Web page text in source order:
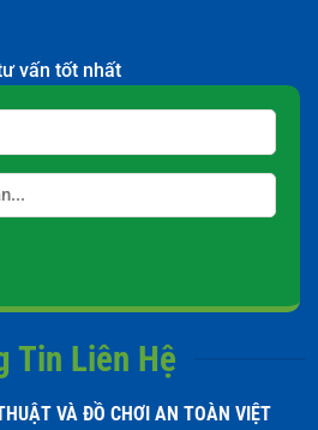
vấn tốt nhất
Tin Liên Hệ
VÀ ĐỒ CHƠI AN TOÀN VIỆT